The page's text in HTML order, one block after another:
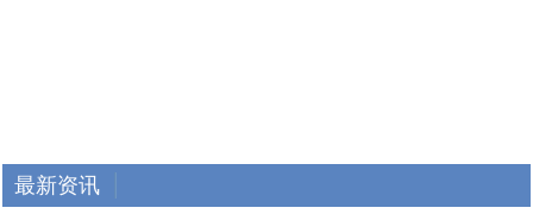
最新资讯